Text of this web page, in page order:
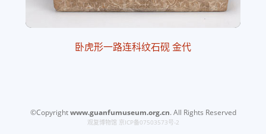
卧虎形一路连科纹石砚 金代
©Copyrightwww.guanfumuseum.org.cn. All Rights Reserved
观复博物馆 京ICP备07503573号-2